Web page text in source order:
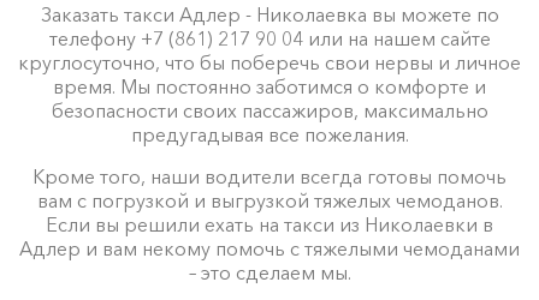
Заказать такси Адлер - Николаевка вы можете по
телефону +7 (861) 217 90 04 или на нашем сайте
круглосуточно, что бы поберечь свои нервы и личное
время. Мы постоянно заботимся о комфорте и
безопасности своих пассажиров, максимально
предугадывая все пожелания.
Кроме того, наши водители всегда готовы помочь
вам с погрузкой и выгрузкой тяжелых чемоданов.
Если вы решили ехать на такси из Николаевки в
Адлер и вам некому помочь с тяжелыми чемоданами
– это сделаем мы.